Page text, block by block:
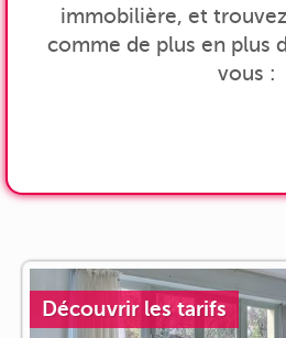
immobilière, et
comme de plus en plus
vous :
Découvrir les tarifs